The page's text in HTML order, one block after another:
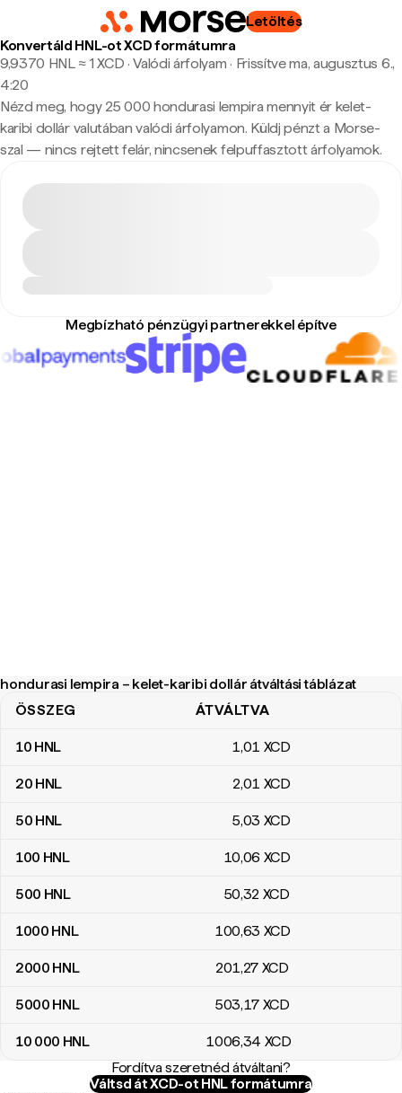
Letöltés
Konvertáld HNL-ot XCD formátumra
9,9370 HNL ≈ 1 XCD · Valódi árfolyam · Frissítve ma, augusztus 6.,
4:20
Nézd meg, hogy 25 000 hondurasi lempira mennyit ér kelet-
karibi dollár valutában valódi árfolyamon. Küldj pénzt a Morse-
szal — nincs rejtett felár, nincsenek felpuffasztott árfolyamok.
Megbízható pénzügyi partnerekkel építve
hondurasi lempira – kelet-karibi dollár átváltási táblázat
hondurasi lempira – kelet-karibi dollár átváltási táblázat
ÖSSZEG ÁTVÁLTVA
10 HNL 1,01 XCD
20 HNL 2,01 XCD
50 HNL 5,03 XCD
100 HNL 10,06 XCD
500 HNL 50,32 XCD
1000 HNL 100,63 XCD
2000 HNL 201,27 XCD
5000 HNL 503,17 XCD
10 000 HNL 1006,34 XCD
Fordítva szeretnéd átváltani?
Váltsd át XCD-ot HNL formátumra